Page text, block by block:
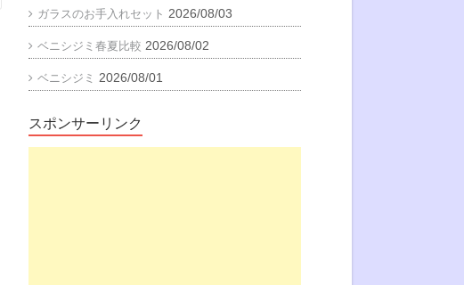
ガラスのお手入れセット 2026/08/03
ベニシジミ春夏比較 2026/08/02
ベニシジミ 2026/08/01
スポンサーリンク